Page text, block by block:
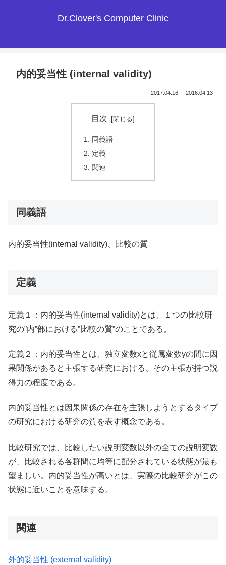
Dr.Clover's Computer Clinic
内的妥当性 (internal validity)
2017.04.16 2016.04.13
目次
同義語
定義
関連
同義語
内的妥当性(internal validity)、比較の質
定義
定義１：内的妥当性(internal validity)とは、１つの比較研
究の”内”部における”比較の質”のことである。
定義２：内的妥当性とは、独立変数xと従属変数yの間に因
果関係があると主張する研究における、その主張が持つ説
得力の程度である。
内的妥当性とは因果関係の存在を主張しようとするタイプ
の研究における研究の質を表す概念である。
比較研究では、比較したい説明変数以外の全ての説明変数
が、比較される各群間に均等に配分されている状態が最も
望ましい。内的妥当性が高いとは、実際の比較研究がこの
状態に近いことを意味する。
関連
外的妥当性 (external validity)